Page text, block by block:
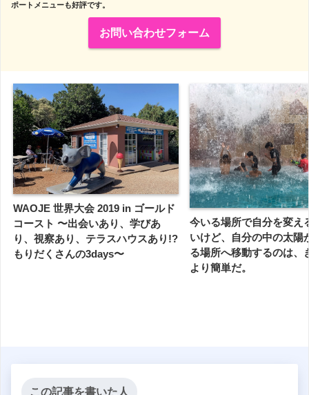
ポートメニューも好評です。
お問い合わせフォーム
WAOJE 世界大会 2019 in ゴールド
コースト 〜出会いあり、学びあ
り、視察あり、テラスハウスあり!?
もりだくさんの3days〜
今いる場所で自分を変え
いけど、自分の中の太陽
る場所へ移動するのは、
より簡単だ。
この記事を書いた人